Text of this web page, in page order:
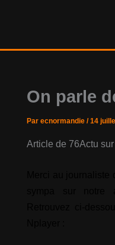
On parle
Parecnormandie/14
Article de 76Actu